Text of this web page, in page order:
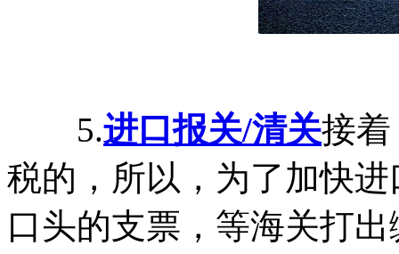
5.进口报关/清关接
税的，所以，为了加快
口头的支票，等海关打